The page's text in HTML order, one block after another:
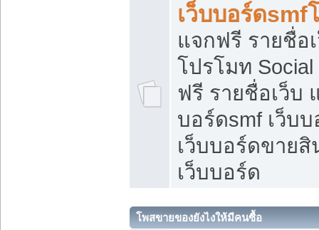
เว็บบอร์ดsmf
แจกฟรี รายชื่อ
โปรโมท
ฟรี รายชื่อเว็บ
บอร์ดsmf เว็บ
เว็บบอร์ดขาย
เว็บบอร์ด
โพสขายของยังไงให้มีคนซื้อ